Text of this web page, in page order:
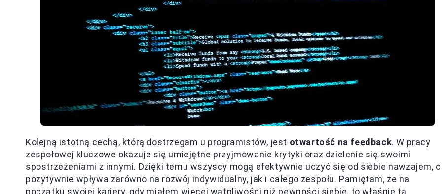
Kolejną istotną cechą, którą dostrzegam u programistów, jest otwartość na feedback. W pracy
zespołowej kluczowe okazuje się umiejętne przyjmowanie krytyki oraz dzielenie się swoimi
spostrzeżeniami z innymi. Dzięki temu wszyscy mogą efektywnie uczyć się od siebie nawzajem,
pozytywnie wpływa zarówno na rozwój indywidualny, jak i całego zespołu. Pamiętam, że na
początku swojej kariery, gdy miałem więcej wątpliwości niż pewności siebie, to właśnie ta